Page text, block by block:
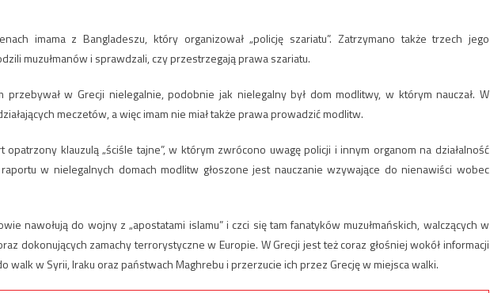
imama z Bangladeszu, który organizował „policję szariatu”. Zatrzymano także trzech jego
muzułmanów i sprawdzali, czy przestrzegają prawa szariatu.
przebywał w Grecji nielegalnie, podobnie jak nielegalny był dom modlitwy, w którym nauczał. W
meczetów, a więc imam nie miał także prawa prowadzić modlitw.
opatrzony klauzulą „ściśle tajne”, w którym zwrócono uwagę policji i innym organom na działalność
w nielegalnych domach modlitw głoszone jest nauczanie wzywające do nienawiści wobec
nawołują do wojny z „apostatami islamu” i czci się tam fanatyków muzułmańskich, walczących w
dokonujących zamachy terrorystyczne w Europie. W Grecji jest też coraz głośniej wokół informacji
w Syrii, Iraku oraz państwach Maghrebu i przerzucie ich przez Grecję w miejsca walki.